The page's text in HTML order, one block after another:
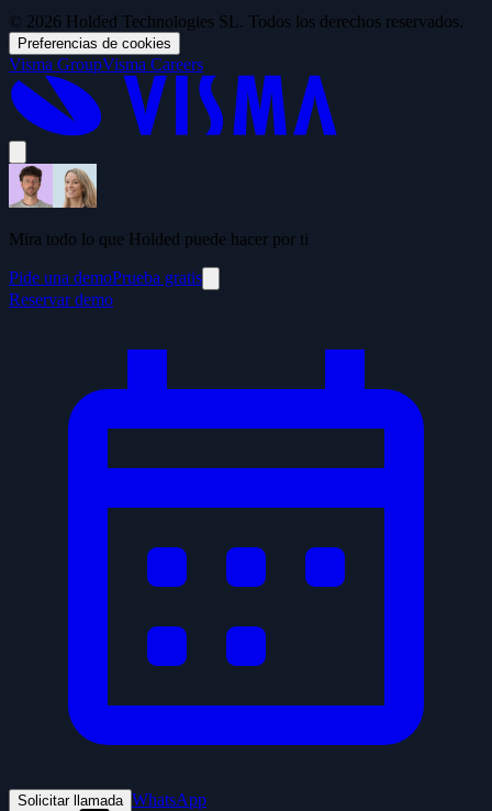
© 2026 Holded Technologies SL. Todos los derechos reservados.
Preferencias de cookies
Visma GroupVisma Careers
Mira todo lo que Holded puede hacer por ti
Pide una demoPrueba gratis
Reservar demo
Solicitar llamada WhatsApp